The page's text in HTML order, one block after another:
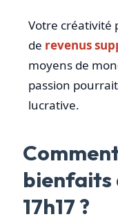
Votre créativité
de revenus
moyens de
passion
lucrative.
bienfaits
17h17 ?